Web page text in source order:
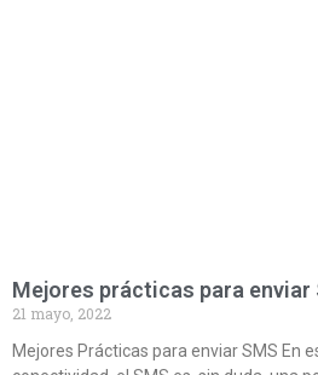
Mejores prácticas para enviar
21 mayo, 2022
Mejores Prácticas para enviar SMS En